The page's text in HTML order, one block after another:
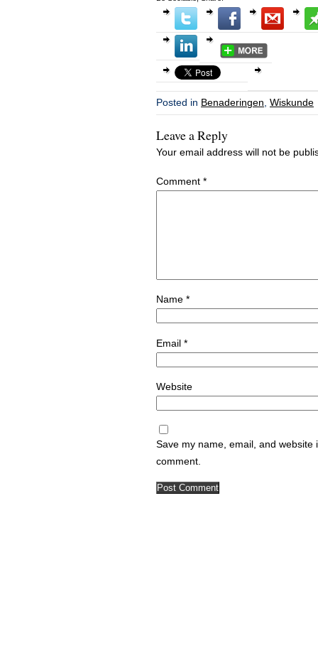
Posted in Benaderingen Wiskunde
Leave a Reply
Your email address will not be
Comment *
Name *
Email *
Website
Save my name, email, and
comment.